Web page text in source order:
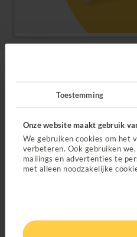
Toestemming
Onze website maakt gebruik
We gebruiken cookies om het
verbeteren. Ook gebruiken
mailings en advertenties te
met alleen noodzakelijke
anticonceptie
Krijg ik de pil
endometriose of